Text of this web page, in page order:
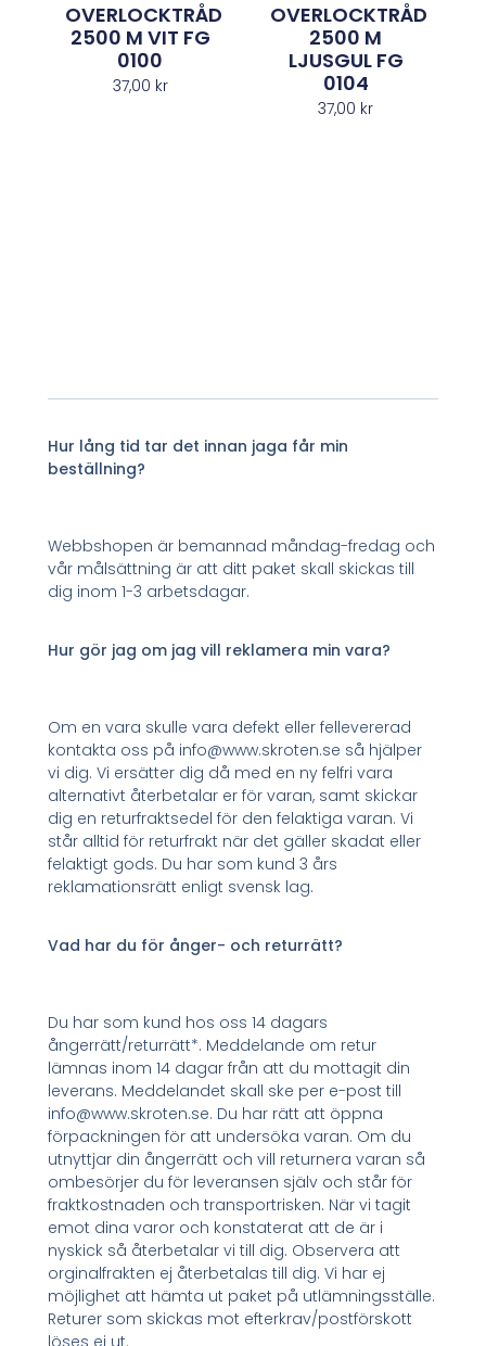
OVERLOCKTRÅD
2500 M VIT FG
0100
37,00 kr
OVERLOCKTRÅD
2500 M
LJUSGUL FG
0104
37,00 kr
Hur lång tid tar det innan jaga får min
beställning?
Webbshopen är bemannad måndag-fredag och
vår målsättning är att ditt paket skall skickas till
dig inom 1-3 arbetsdagar.
Hur gör jag om jag vill reklamera min vara?
Om en vara skulle vara defekt eller fellevererad
kontakta oss på info@www.skroten.se så hjälper
vi dig. Vi ersätter dig då med en ny felfri vara
alternativt återbetalar er för varan, samt skickar
dig en returfraktsedel för den felaktiga varan. Vi
står alltid för returfrakt när det gäller skadat eller
felaktigt gods. Du har som kund 3 års
reklamationsrätt enligt svensk lag.
Vad har du för ånger- och returrätt?
Du har som kund hos oss 14 dagars
ångerrätt/returrätt*. Meddelande om retur
lämnas inom 14 dagar från att du mottagit din
leverans. Meddelandet skall ske per e-post till
info@www.skroten.se. Du har rätt att öppna
förpackningen för att undersöka varan. Om du
utnyttjar din ångerrätt och vill returnera varan så
ombesörjer du för leveransen själv och står för
fraktkostnaden och transportrisken. När vi tagit
emot dina varor och konstaterat att de är i
nyskick så återbetalar vi till dig. Observera att
orginalfrakten ej återbetalas till dig. Vi har ej
möjlighet att hämta ut paket på utlämningsställe.
Returer som skickas mot efterkrav/postförskott